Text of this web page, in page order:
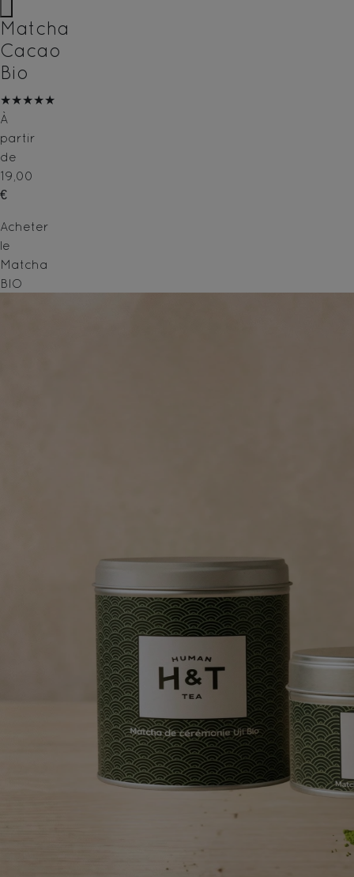
Matcha
Cacao
Bio
★★★★★
À
partir
de
19,00
€
Acheter
le
Matcha
BIO